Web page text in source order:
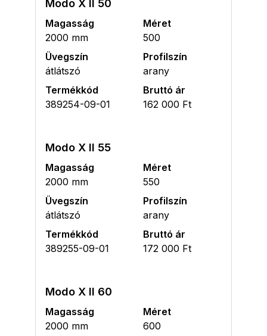
Modo X II 50
Magasság
2000 mm
Méret
500
Üvegszín
átlátszó
Profilszín
arany
Termékkód
389254-09-01
Bruttó ár
162 000 Ft
Modo X II 55
Magasság
2000 mm
Méret
550
Üvegszín
átlátszó
Profilszín
arany
Termékkód
389255-09-01
Bruttó ár
172 000 Ft
Modo X II 60
Magasság
2000 mm
Méret
600